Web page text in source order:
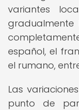
variantes
gradualmente
español, el
el rumano,
Las
punto de